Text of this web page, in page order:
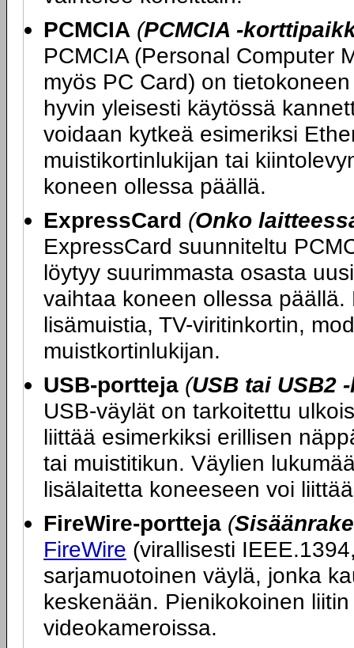
PCMCIA (PCMCIA -
PCMCIA (Personal Computer
myös PC Card) on
hyvin yleisesti käytössä
voidaan kytkeä esimeriksi
muistikortinlukijan tai
koneen ollessa päällä.
ExpressCard (Onko
ExpressCard suunniteltu
löytyy suurimmasta osasta
vaihtaa koneen ollessa
lisämuistia, TV-viritinkortin,
muistkortinlukijan.
USB-portteja (USB tai USB2
USB-väylät on tarkoitettu
liittää esimerkiksi erillisen
tai muistitikun. Väylien
lisälaitetta koneeseen voi
FireWire-portteja (
FireWire (virallisesti
sarjamuotoinen väylä, jonka
keskenään. Pienikokoinen
videokameroissa.